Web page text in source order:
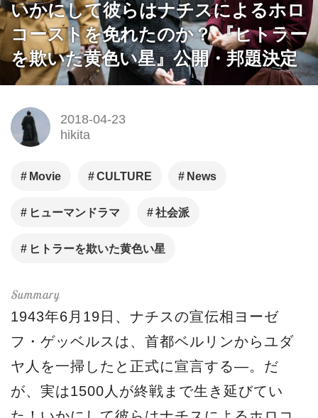
いかにして彼らはナチスによるホロ
コーストを免れたのか？ 『ヒトラー
を欺いた黄色い星』公開・邦題決定
2018-04-23
hikita
Movie CULTURE News
ヒューマンドラマ 社会派
ヒトラーを欺いた黄色い星
1943年6月19日、ナチスの宣伝相ヨーゼ
フ・ゲッベルスは、首都ベルリンからユダ
ヤ人を一掃したと正式に宣言する―。だ
が、実は1500人が終戦まで生き延びてい